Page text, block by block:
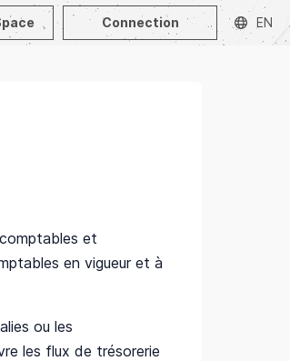
Connection EN
et
en vigueur et à
ou les
les flux de trésorerie